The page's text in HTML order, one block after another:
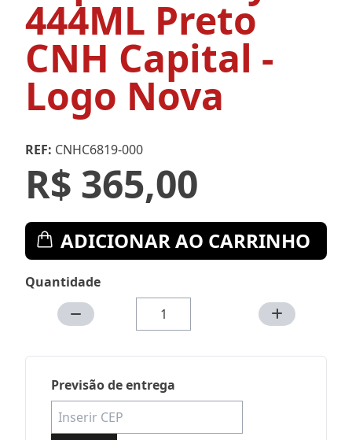
444ML Preto
CNH Capital -
Logo Nova
REF: CNHC6819-000
R$ 365,00
ADICIONAR AO CARRINHO
Quantidade
Previsão de entrega